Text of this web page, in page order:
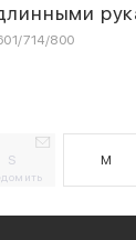
714/800
S M